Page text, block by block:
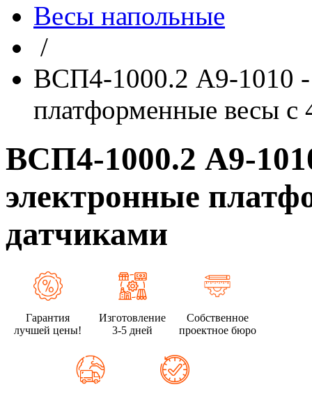
Весы напольные
/
ВСП4-1000.2 А9-1010
платформенные весы с
ВСП4-1000.2 А9-
электронные
датчиками
Гарантия
лучшей цены!
Изготовление
3-5 дней
Собственное
проектное бюро